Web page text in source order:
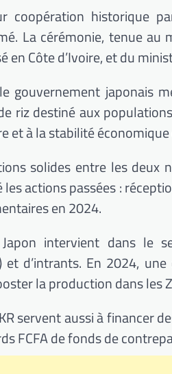
historique
La cérémonie, tenue au
en Côte d’Ivoire, et du
gouvernement japonais
riz destiné aux
et à la stabilité économique
solides entre les deux
actions passées :
en 2024.
intervient dans le
d’intrants. En 2024,
la production dans les
servent aussi à financer
FCFA de fonds de